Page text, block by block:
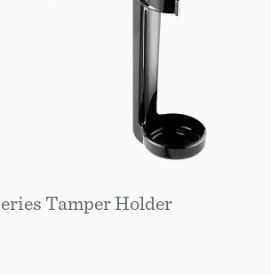
Tamper Holder